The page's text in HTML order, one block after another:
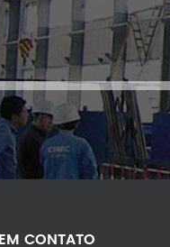
CONTATO